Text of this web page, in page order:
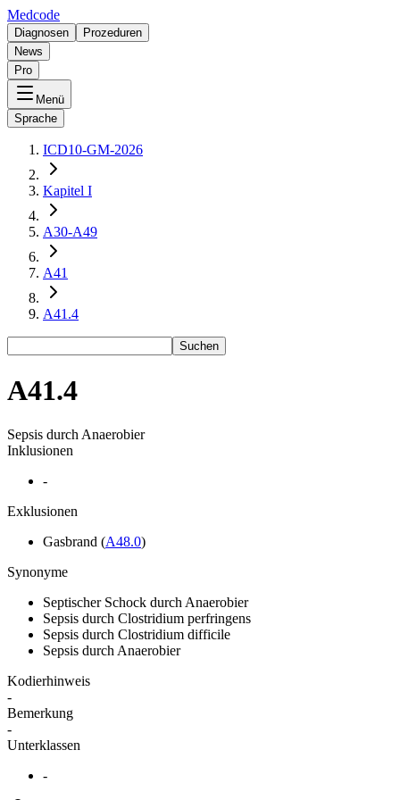
Medcode
Diagnosen
Prozeduren
News
Pro
Menü
Sprache
ICD10-GM-2026
Kapitel I
A30-A49
A41
A41.4
Suchen
A41.4
Sepsis durch Anaerobier
Inklusionen
-
Exklusionen
Gasbrand (A48.0)
Synonyme
Septischer Schock durch Anaerobier
Sepsis durch Clostridium perfringens
Sepsis durch Clostridium difficile
Sepsis durch Anaerobier
Kodierhinweis
-
Bemerkung
-
Unterklassen
-